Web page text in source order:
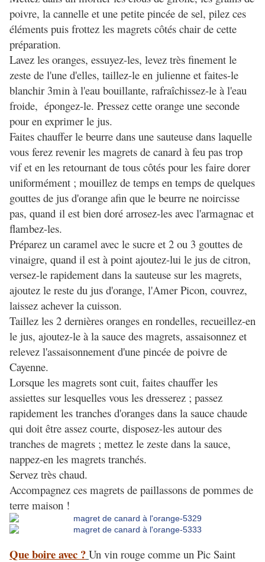
poivre, la cannelle et une petite pincée de sel, pilez ces
éléments puis frottez les magrets côtés chair de cette
préparation.
Lavez les oranges, essuyez-les, levez très finement le
zeste de l'une d'elles, taillez-le en julienne et faites-le
blanchir 3min à l'eau bouillante, rafraîchissez-le à l'eau
froide, épongez-le. Pressez cette orange une seconde
pour en exprimer le jus.
Faites chauffer le beurre dans une sauteuse dans laquelle
vous ferez revenir les magrets de canard à feu pas trop
vif et en les retournant de tous côtés pour les faire dorer
uniformément ; mouillez de temps en temps de quelques
gouttes de jus d'orange afin que le beurre ne noircisse
pas, quand il est bien doré arrosez-les avec l'armagnac et
flambez-les.
Préparez un caramel avec le sucre et 2 ou 3 gouttes de
vinaigre, quand il est à point ajoutez-lui le jus de citron,
versez-le rapidement dans la sauteuse sur les magrets,
ajoutez le reste du jus d'orange, l'Amer Picon, couvrez,
laissez achever la cuisson.
Taillez les 2 dernières oranges en rondelles, recueillez-en
le jus, ajoutez-le à la sauce des magrets, assaisonnez et
relevez l'assaisonnement d'une pincée de poivre de
Cayenne.
Lorsque les magrets sont cuit, faites chauffer les
assiettes sur lesquelles vous les dresserez ; passez
rapidement les tranches d'oranges dans la sauce chaude
qui doit être assez courte, disposez-les autour des
tranches de magrets ; mettez le zeste dans la sauce,
nappez-en les magrets tranchés.
Servez très chaud.
Accompagnez ces magrets de paillassons de pommes de
terre maison !
Que boire avec ? Un vin rouge comme un Pic Saint